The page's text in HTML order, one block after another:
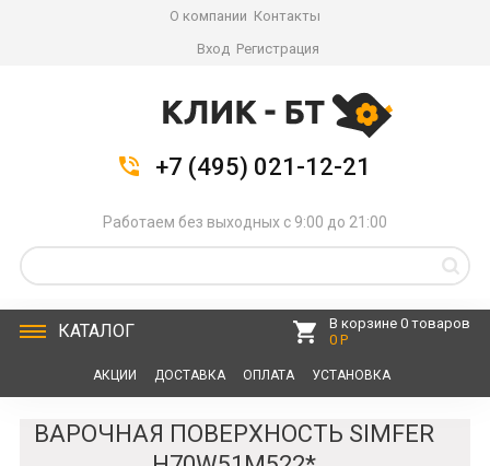
О компании Контакты
Вход Регистрация
+7 (495) 021-12-21
Работаем без выходных с 9:00 до 21:00
КАТАЛОГ
В корзине 0 товаров
0 Р
АКЦИИ ДОСТАВКА ОПЛАТА УСТАНОВКА
ВАРОЧНАЯ ПОВЕРХНОСТЬ SIMFER